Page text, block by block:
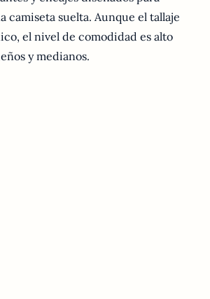
camiseta suelta. Aunque el tallaje
el nivel de comodidad es alto
y medianos.